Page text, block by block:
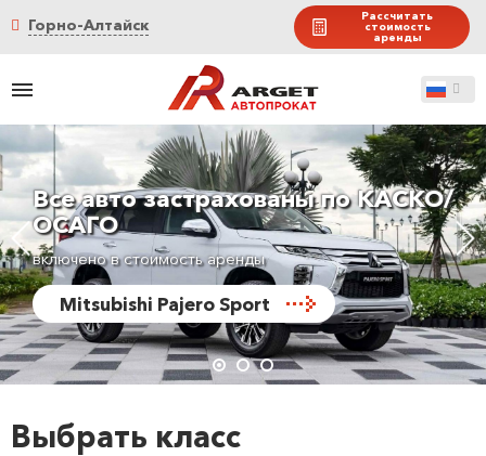
Горно-Алтайск Рассчитать
стоимость
аренды
Все авто застрахованы по КАСКО/
ОСАГО
включено в стоимость аренды
Mitsubishi Pajero Sport
Выбрать класс